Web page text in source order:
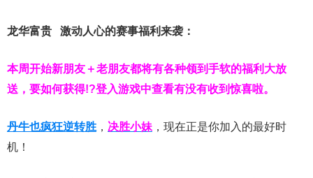
龙华富贵 激动人心的赛事福利来袭：
本周开始新朋友＋老朋友都将有各种领到手软的福利大放
送，要如何获得!?登入游戏中查看有没有收到惊喜啦。
丹牛也疯狂逆转胜 ， 决胜小妹 ，现在正是你加入的最好时
机！